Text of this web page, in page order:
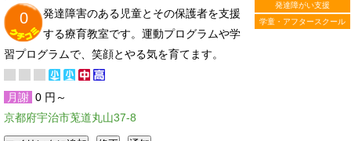
発達障がい支援
学童・アフタースクール
0
発達障害のある児童とその保護者を支援
する療育教室です。運動プログラムや学
習プログラムで、笑顔とやる気を育てます。
月謝 0 円～
京都府宇治市莵道丸山37-8